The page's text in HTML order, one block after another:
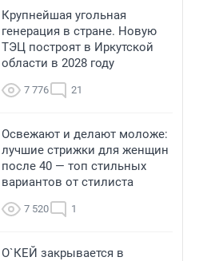
Крупнейшая угольная
генерация в стране. Новую
ТЭЦ построят в Иркутской
области в 2028 году
7 776 21
Освежают и делают моложе:
лучшие стрижки для женщин
после 40 — топ стильных
вариантов от стилиста
7 520 1
О`КЕЙ закрывается в